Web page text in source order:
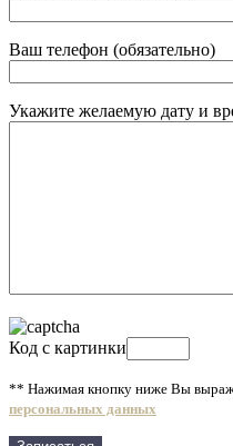
Ваш телефон (обязательно)
Укажите желаемую дату и
Код c картинки
** Нажимая кнопку ниже Вы
персональных данных